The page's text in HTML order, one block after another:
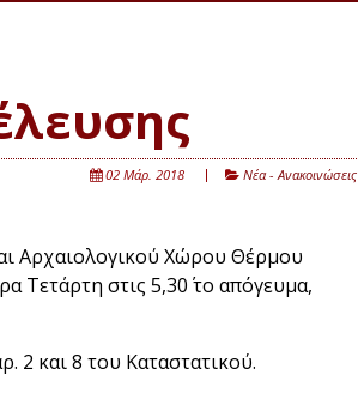
02 Μάρ. 2018 Νέα - Ανακοινώσεις
Αρχαιολογικού Χώρου Θέρμου
Τετάρτη στις 5,30΄ το απόγευμα,
2 και 8 του Καταστατικού.